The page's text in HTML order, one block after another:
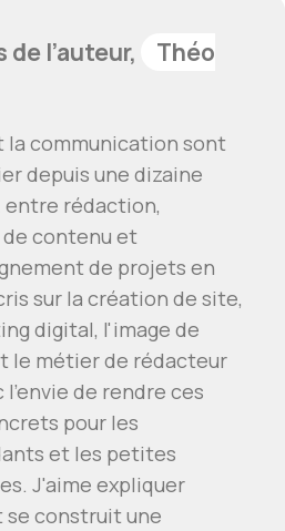
de l’auteur,
Théo
la communication sont
depuis une dizaine
entre rédaction,
contenu et
de projets en
sur la création de site,
digital, l'image de
le métier de rédacteur
l'envie de rendre ces
pour les
et les petites
J'aime expliquer
se construit une